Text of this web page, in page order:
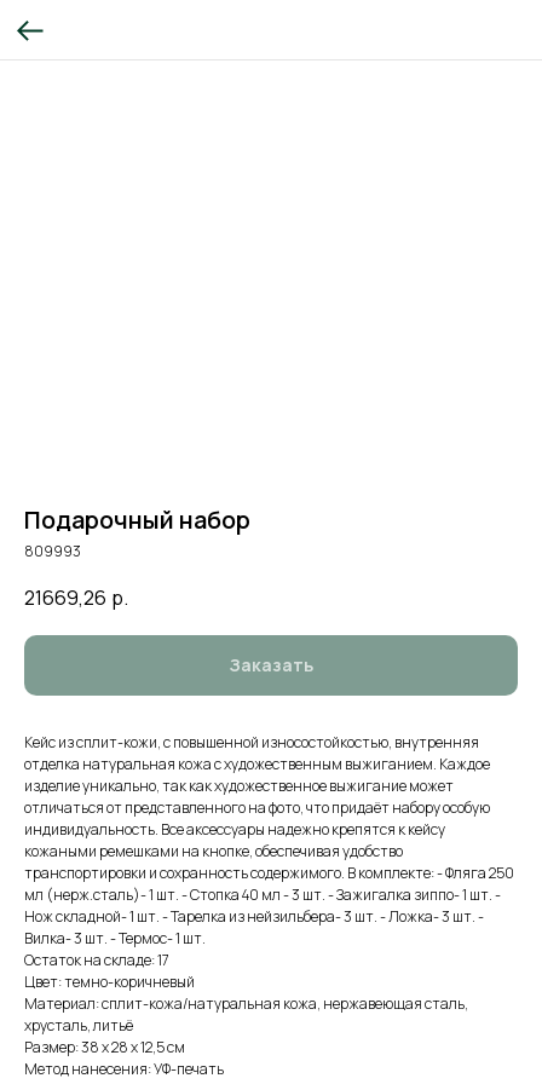
Подарочный набор
809993
21669,26 р.
Заказать
Кейс из сплит-кожи, с повышенной износостойкостью, внутренняя
отделка натуральная кожа с художественным выжиганием. Каждое
изделие уникально, так как художественное выжигание может
отличаться от представленного на фото, что придаёт набору особую
индивидуальность. Все аксессуары надежно крепятся к кейсу
кожаными ремешками на кнопке, обеспечивая удобство
транспортировки и сохранность содержимого. В комплекте: - Фляга 250
мл (нерж.сталь)- 1 шт. - Стопка 40 мл - 3 шт. - Зажигалка зиппо- 1 шт. -
Нож складной- 1 шт. - Тарелка из нейзильбера- 3 шт. - Ложка- 3 шт. -
Вилка- 3 шт. - Термос- 1 шт.
Остаток на складе: 17
Цвет: темно-коричневый
Материал: сплит-кожа/натуральная кожа, нержавеющая сталь,
хрусталь, литьё
Размер: 38 х 28 х 12,5 см
Метод нанесения: УФ-печать